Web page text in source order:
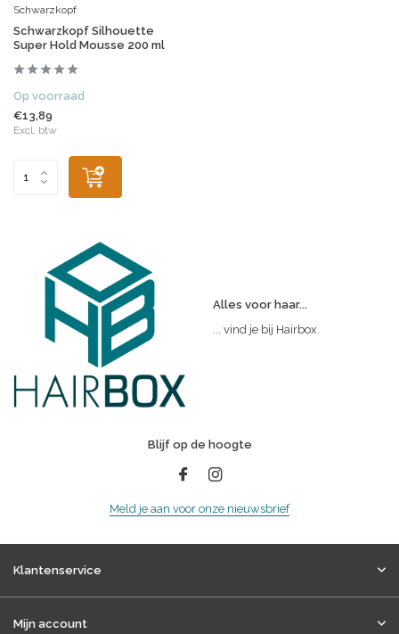
Schwarzkopf
Schwarzkopf Silhouette
Super Hold Mousse 200 ml
Op voorraad
€13,89
Excl. btw
Alles voor haar...
... vind je bij Hairbox.
Blijf op de hoogte
Meld je aan voor onze nieuwsbrief
Klantenservice
Mijn account